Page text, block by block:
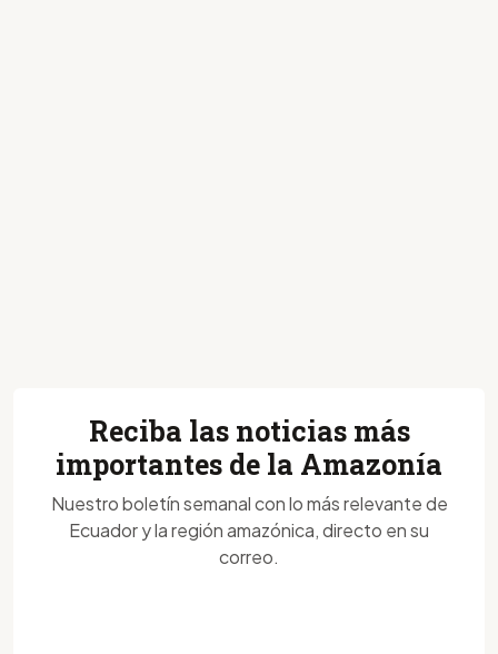
Reciba las noticias más
importantes de la Amazonía
Nuestro boletín semanal con lo más relevante de
Ecuador y la región amazónica, directo en su
correo.